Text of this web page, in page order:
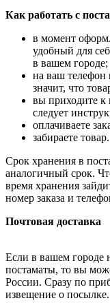
Как работать с
в момент
удобный для
в вашем городе;
на ваш телефон
значит, что
вы приходите к
следует
оплачиваете
забираете товар.
Срок хранения в
аналогичный срок.
время хранения
номер заказа и
Почтовая доставка
Если в вашем городе
постаматы, то вы
России. Сразу по
извещение о посылке.